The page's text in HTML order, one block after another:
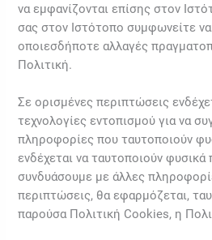
να εμφανίζονται επίσης στον
σας στον Ιστότοπο συμφωνείτε
οποιεσδήποτε αλλαγές
Πολιτική.
Σε ορισμένες περιπτώσεις
τεχνολογίες εντοπισμού για να
πληροφορίες που ταυτοποιούν
ενδέχεται να ταυτοποιούν
συνδυάσουμε με άλλες
περιπτώσεις, θα εφαρμόζεται,
παρούσα Πολιτική Cookies, η